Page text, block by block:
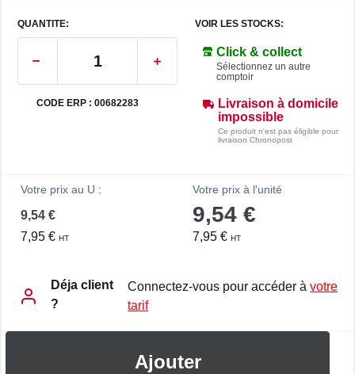
QUANTITE:
CODE ERP : 00682283
VOIR LES STOCKS:
Click & collect
Sélectionnez un autre
comptoir
Livraison à domicile
impossible
Ce produit n'est pas éligible pour
livraison Chronopost
Votre prix au U :
9,54 €
7,95 € HT
Votre prix à l'unité
9,54 €
7,95 € HT
Déja client
?
Connectez-vous pour accéder àvotre
tarif
Ajouter